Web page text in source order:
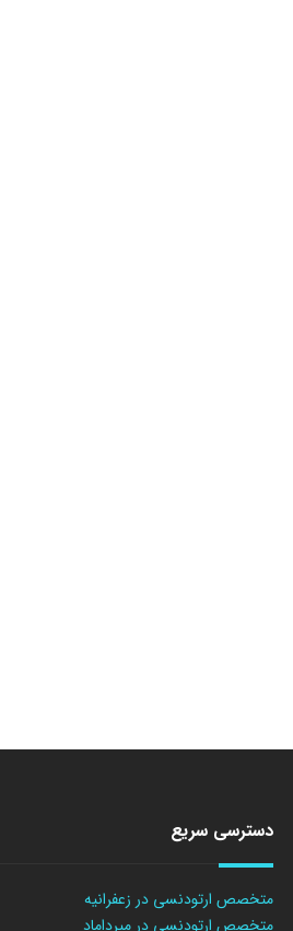
دسترسی سریع
متخصص ارتودنسی در زعفرانیه
متخصص ارتودنسی در میرداماد